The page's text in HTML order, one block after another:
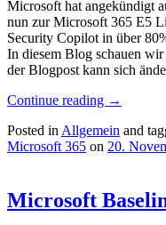
Microsoft hat angekündigt
nun zur Microsoft 365 E5
Security Copilot in über
In diesem Blog schauen
der Blogpost kann sich
Continue reading →
Posted in Allgemein and
Microsoft 365 on 20.
Microsoft